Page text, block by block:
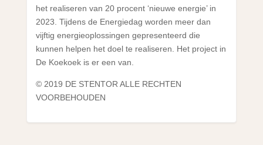
het realiseren van 20 procent ‘nieuwe energie’ in
2023. Tijdens de Energiedag worden meer dan
vijftig energieoplossingen gepresenteerd die
kunnen helpen het doel te realiseren. Het project in
De Koekoek is er een van.
© 2019 DE STENTOR ALLE RECHTEN
VOORBEHOUDEN